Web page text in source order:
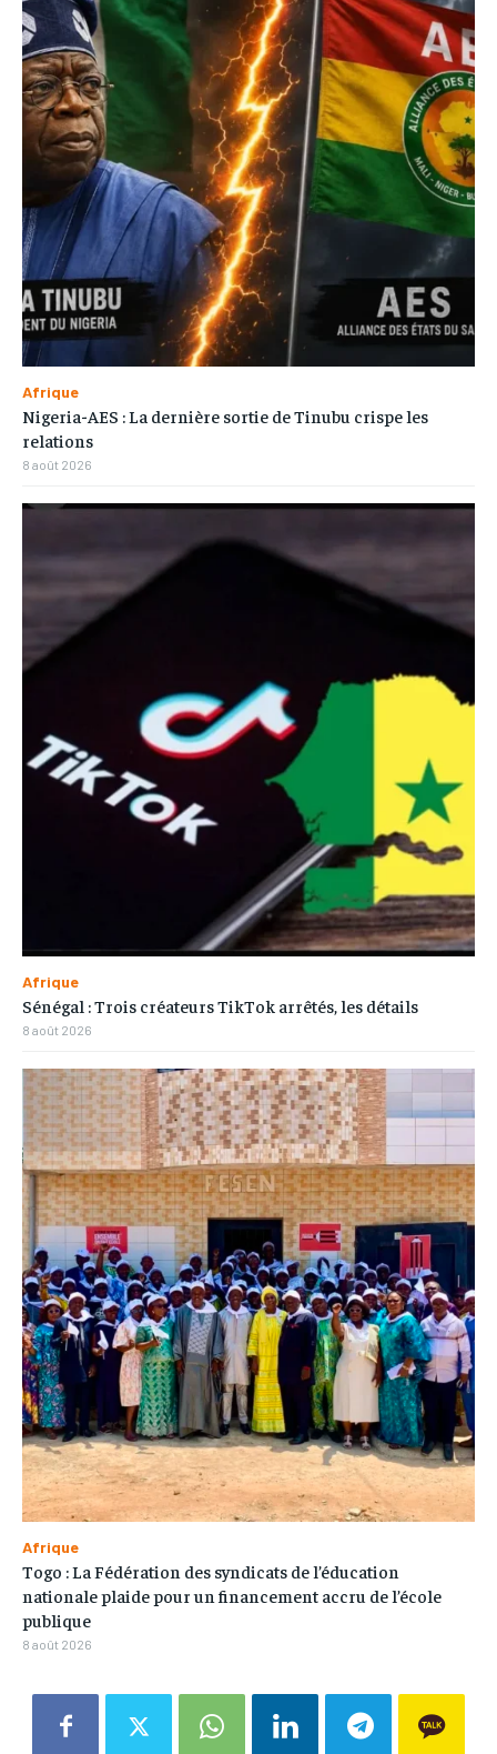
Afrique
Nigeria-AES : La dernière sortie de Tinubu crispe les
relations
8 août 2026
Afrique
Sénégal : Trois créateurs TikTok arrêtés, les détails
8 août 2026
Afrique
Togo : La Fédération des syndicats de l’éducation
nationale plaide pour un financement accru de l’école
publique
8 août 2026